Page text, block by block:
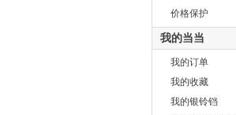
价格保护
我的当当
我的订单
我的收藏
我的银铃铛